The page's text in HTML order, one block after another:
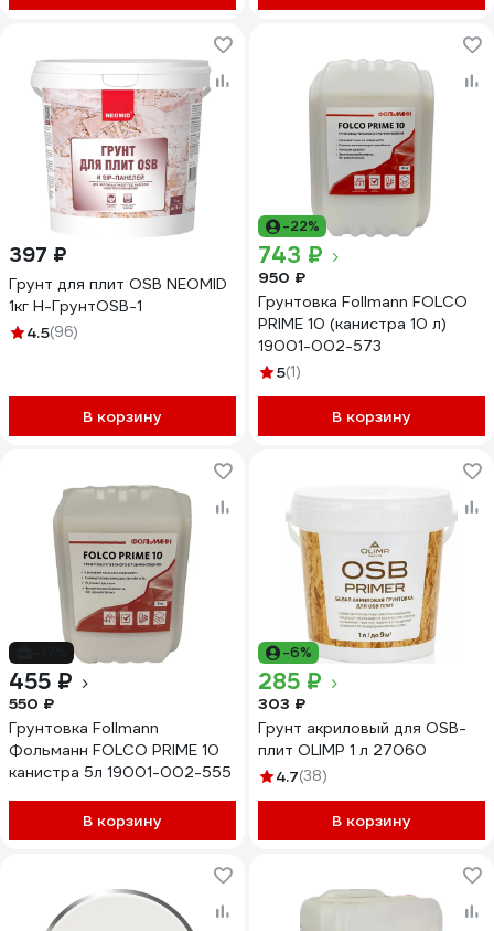
397 ₽
Грунт для плит OSB NEOMID
1кг Н-ГрунтOSB-1
4.5(96)
В корзину
-22%
743 ₽
950 ₽
Грунтовка Follmann FOLCO
PRIME 10 (канистра 10 л)
19001-002-573
5(1)
В корзину
455 ₽
550 ₽
Грунтовка Follmann
Фольманн FOLCO PRIME 10
канистра 5л 19001-002-555
В корзину
-6%
285 ₽
303 ₽
Грунт акриловый для OSB-
плит OLIMP 1 л 27060
4.7(38)
В корзину